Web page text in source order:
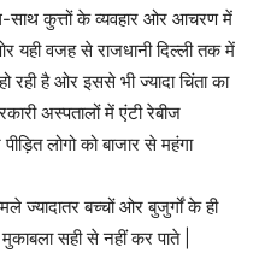
साथ कुत्तों के व्यवहार ओर आचरण में
यही वजह से राजधानी दिल्ली तक में
रही है ओर इससे भी ज्यादा चिंता का
अस्पतालों में एंटी रेबीज
लोगो को बाजार से महंगा
ज्यादातर बच्चों ओर बुजुर्गों के ही
सही से नहीं कर पाते |